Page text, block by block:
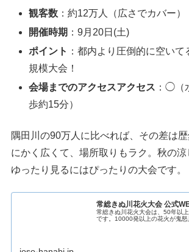
観客数 ：約12万人（広さでカバー）
開催時期 ：9月20日(土)
ポイント ：都内より圧倒的に空い
規模大会！
会場までのアクセスアクセス ：◯（
歩約15分）
隅田川の90万人に比べれば、その差は
にかく広くて、場所取りもラク。秋の涼
ゆったり見るにはぴったりの大会です。
常総きぬ川花火大会 公式
常総きぬ川花火大会は、50年以
です。10000発以上の花火が鬼怒